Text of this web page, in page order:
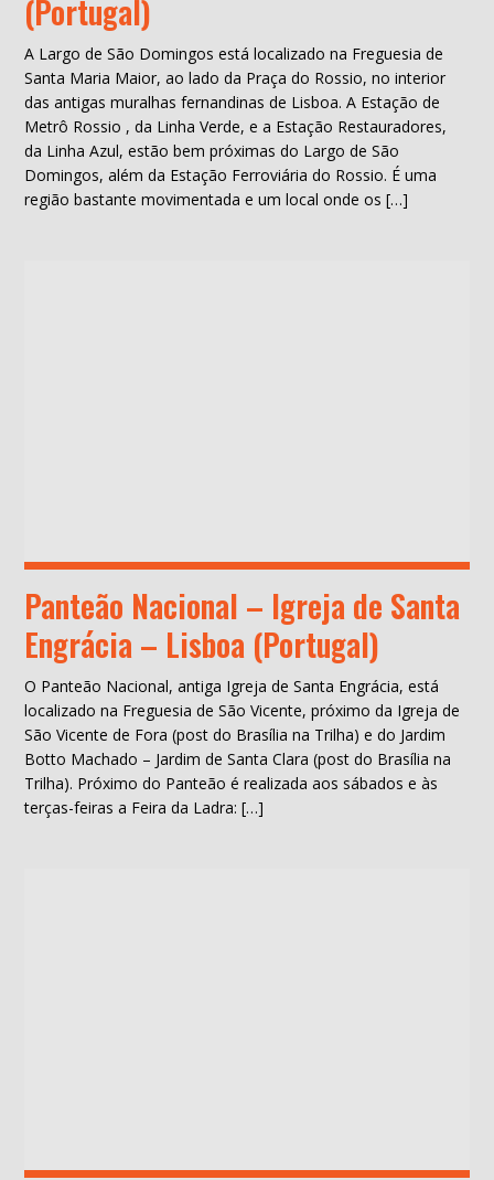
(Portugal)
A Largo de São Domingos está localizado na Freguesia de
Santa Maria Maior, ao lado da Praça do Rossio, no interior
das antigas muralhas fernandinas de Lisboa. A Estação de
Metrô Rossio , da Linha Verde, e a Estação Restauradores,
da Linha Azul, estão bem próximas do Largo de São
Domingos, além da Estação Ferroviária do Rossio. É uma
região bastante movimentada e um local onde os […]
Panteão Nacional – Igreja de Santa
Engrácia – Lisboa (Portugal)
O Panteão Nacional, antiga Igreja de Santa Engrácia, está
localizado na Freguesia de São Vicente, próximo da Igreja de
São Vicente de Fora (post do Brasília na Trilha) e do Jardim
Botto Machado – Jardim de Santa Clara (post do Brasília na
Trilha). Próximo do Panteão é realizada aos sábados e às
terças-feiras a Feira da Ladra: […]